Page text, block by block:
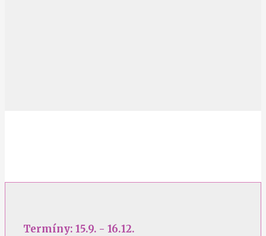
Termíny: 15.9. - 16.12.